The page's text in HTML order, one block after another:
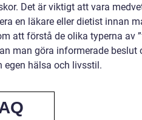
Det är viktigt att vara
en läkare eller dietist innan
att förstå de olika typerna av
man göra informerade beslut
hälsa och livsstil.